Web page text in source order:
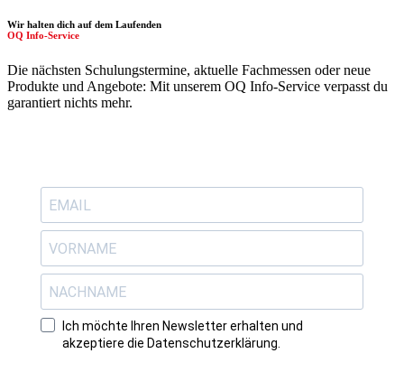
Wir halten dich auf dem Laufenden
OQ Info-Service
Die nächsten Schulungstermine, aktuelle Fachmessen oder neue
Produkte und Angebote: Mit unserem OQ Info-Service verpasst du
garantiert nichts mehr.
Ich möchte Ihren Newsletter erhalten und
akzeptiere die Datenschutzerklärung.